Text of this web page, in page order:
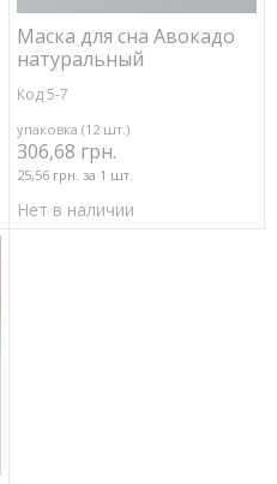
Маска для сна Авокадо
натуральный
Код 5-7
упаковка (12 шт.)
306,68 грн.
25,56 грн. за 1 шт.
Нет в наличии